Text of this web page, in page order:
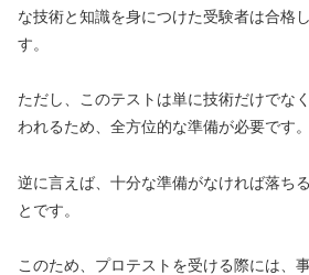
な技術と知識を身につけた受験者は合格
す。
ただし、このテストは単に技術だけでな
われるため、全方位的な準備が必要です。
逆に言えば、十分な準備がなければ落ち
とです。
このため、プロテストを受ける際には、